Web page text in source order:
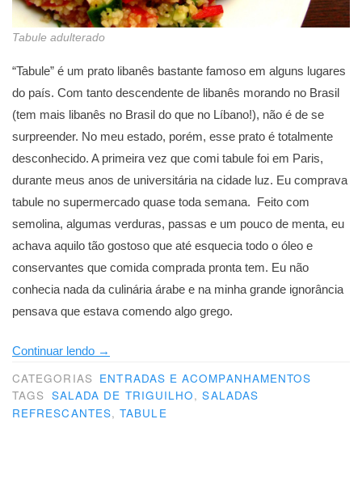
Tabule adulterado
“Tabule” é um prato libanês bastante famoso em alguns lugares
do país. Com tanto descendente de libanês morando no Brasil
(tem mais libanês no Brasil do que no Líbano!), não é de se
surpreender. No meu estado, porém, esse prato é totalmente
desconhecido. A primeira vez que comi tabule foi em Paris,
durante meus anos de universitária na cidade luz. Eu comprava
tabule no supermercado quase toda semana. Feito com
semolina, algumas verduras, passas e um pouco de menta, eu
achava aquilo tão gostoso que até esquecia todo o óleo e
conservantes que comida comprada pronta tem. Eu não
conhecia nada da culinária árabe e na minha grande ignorância
pensava que estava comendo algo grego.
Continuar lendo “Adulterando
receitas”
→
CATEGORIAS ENTRADAS E ACOMPANHAMENTOS
TAGS SALADA DE TRIGUILHO,SALADAS
REFRESCANTES,TABULE